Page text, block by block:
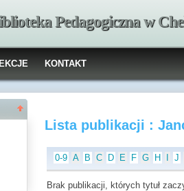
Pedagogiczna w
KONTAKT
Lista publikacji :
0-9 A B C D E F G H J
Brak publikacji, których tytuł